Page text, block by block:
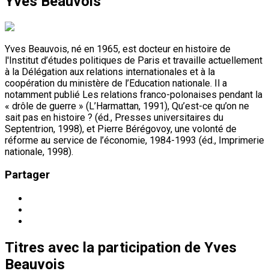
Yves Beauvois, né en 1965, est docteur en histoire de
l'Institut d’études politiques de Paris et travaille actuellement
à la Délégation aux relations internationales et à la
coopération du ministère de l’Education nationale. Il a
notamment publié Les relations franco-polonaises pendant la
« drôle de guerre » (L’Harmattan, 1991), Qu’est-ce qu’on ne
sait pas en histoire ? (éd., Presses universitaires du
Septentrion, 1998), et Pierre Bérégovoy, une volonté de
réforme au service de l’économie, 1984-1993 (éd., Imprimerie
nationale, 1998).
Partager
Titres avec la participation de Yves
Beauvois